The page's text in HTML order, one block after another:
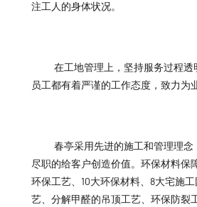
注工人的身体状况。
在工地管理上，坚持服务过程
员工都有着严谨的工作态度，致力为
春亭采用先进的施工和管理理
尽职的给客户创造价值。环保材料保
环保工艺、10大环保材料、8大宅施
艺、分解甲醛的吊顶工艺、环保防裂